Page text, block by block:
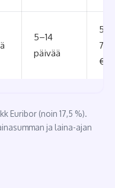
5–14
päivää
5
70
€
Euribor (noin 17,5 %).
ja laina-ajan